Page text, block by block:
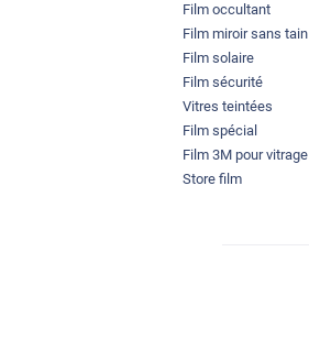
Film occultant
Film miroir sans tain
Film solaire
Film sécurité
Vitres teintées
Film spécial
Film 3M pour vitrage
Store film